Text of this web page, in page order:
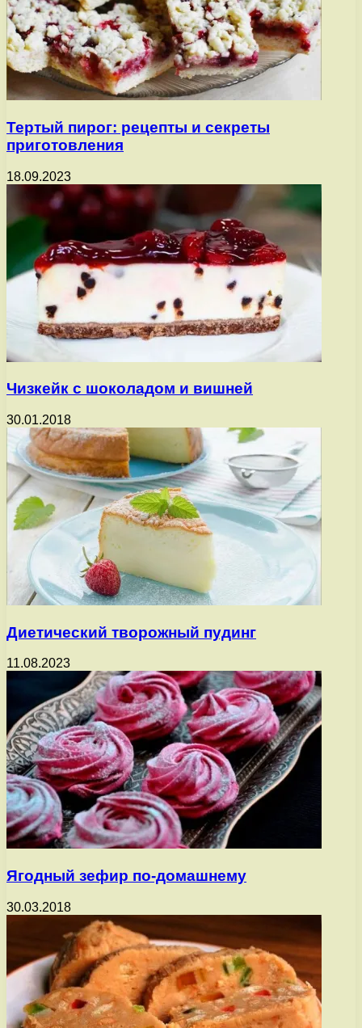
Тертый пирог: рецепты и секреты
приготовления
18.09.2023
Чизкейк с шоколадом и вишней
30.01.2018
Диетический творожный пудинг
11.08.2023
Ягодный зефир по-домашнему
30.03.2018